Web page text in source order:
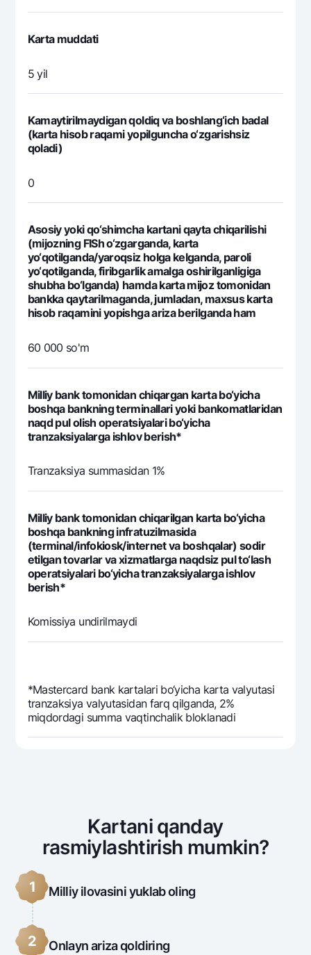
Karta muddati
5 yil
Kamaytirilmaydigan qoldiq va boshlang‘ich badal
(karta hisob raqami yopilguncha o‘zgarishsiz
qoladi)
0
Asosiy yoki qo‘shimcha kartani qayta chiqarilishi
(mijozning FISh o‘zgarganda, karta
yo‘qotilganda/yaroqsiz holga kelganda, paroli
yo‘qotilganda, firibgarlik amalga oshirilganligiga
shubha bo‘lganda) hamda karta mijoz tomonidan
bankka qaytarilmaganda, jumladan, maxsus karta
hisob raqamini yopishga ariza berilganda ham
60 000 so'm
Milliy bank tomonidan chiqargan karta bo‘yicha
boshqa bankning terminallari yoki bankomatlaridan
naqd pul olish operatsiyalari bo‘yicha
tranzaksiyalarga ishlov berish*
Tranzaksiya summasidan 1%
Milliy bank tomonidan chiqarilgan karta bo‘yicha
boshqa bankning infratuzilmasida
(terminal/infokiosk/internet va boshqalar) sodir
etilgan tovarlar va xizmatlarga naqdsiz pul to‘lash
operatsiyalari bo‘yicha tranzaksiyalarga ishlov
berish*
Komissiya undirilmaydi
*Mastercard bank kartalari bo‘yicha karta valyutasi
tranzaksiya valyutasidan farq qilganda, 2%
miqdordagi summa vaqtinchalik bloklanadi
Kartani qanday
rasmiylashtirish mumkin?
1 Milliy ilovasini yuklab oling
2 Onlayn ariza qoldiring